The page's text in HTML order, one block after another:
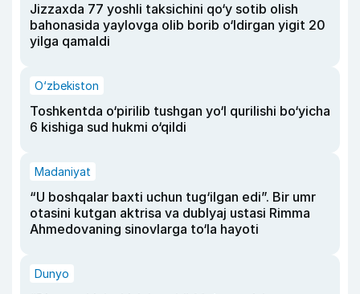
Jizzaxda 77 yoshli taksichini qo‘y sotib olish
bahonasida yaylovga olib borib o‘ldirgan yigit 20
yilga qamaldi
O‘zbekiston
Toshkentda o‘pirilib tushgan yo‘l qurilishi bo‘yicha
6 kishiga sud hukmi o‘qildi
Madaniyat
“U boshqalar baxti uchun tug‘ilgan edi”. Bir umr
otasini kutgan aktrisa va dublyaj ustasi Rimma
Ahmedovaning sinovlarga to‘la hayoti
Dunyo